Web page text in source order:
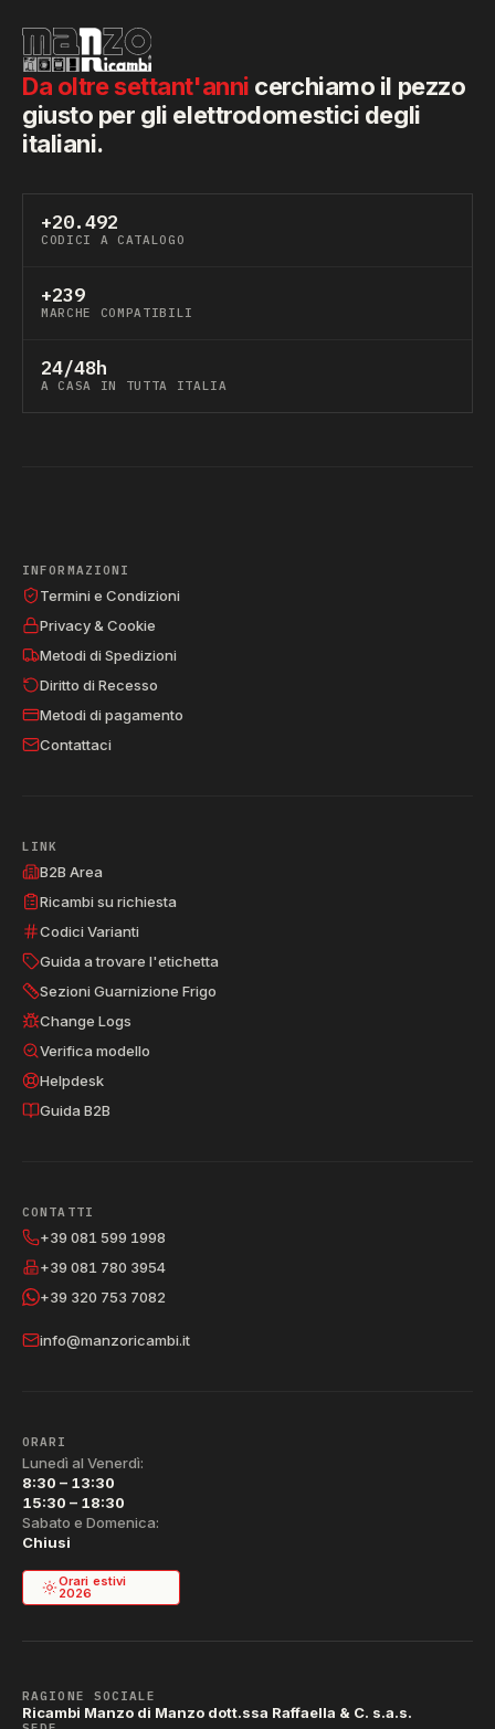
Da oltre settant'anni cerchiamo il pezzo
giusto per gli elettrodomestici degli
italiani.
+20.492
CODICI A CATALOGO
+239
MARCHE COMPATIBILI
24/48h
A CASA IN TUTTA ITALIA
INFORMAZIONI
Termini e Condizioni
Privacy & Cookie
Metodi di Spedizioni
Diritto di Recesso
Metodi di pagamento
Contattaci
LINK
B2B Area
Ricambi su richiesta
Codici Varianti
Guida a trovare l'etichetta
Sezioni Guarnizione Frigo
Change Logs
Verifica modello
Helpdesk
Guida B2B
CONTATTI
+39 081 599 1998
+39 081 780 3954
+39 320 753 7082
info@manzoricambi.it
ORARI
Lunedì al Venerdì:
8:30 – 13:30
15:30 – 18:30
Sabato e Domenica:
Chiusi
Orari estivi
2026
RAGIONE SOCIALE
Ricambi Manzo di Manzo dott.ssa Raffaella & C. s.a.s.